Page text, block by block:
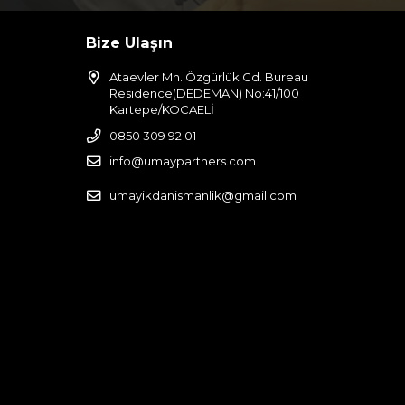
Bize Ulaşın
Ataevler Mh. Özgürlük Cd. Bureau
Residence(DEDEMAN) No:41/100
Kartepe/KOCAELİ
0850 309 92 01
info@umaypartners.com
umayikdanismanlik@gmail.com